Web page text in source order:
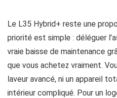
Le L35 Hybrid+ reste une
priorité est simple : déléguer
vraie baisse de maintenance
que vous achetez vraiment.
laveur avancé, ni un appareil
intérieur compliqué. Pour un